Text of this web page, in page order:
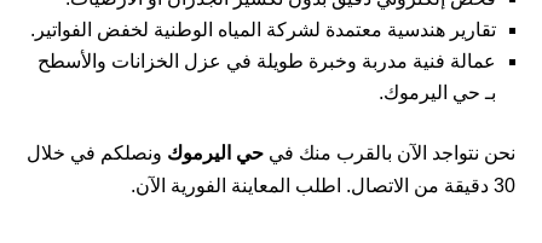
تقارير هندسية معتمدة لشركة المياه الوطنية لخفض الفواتير.
عمالة فنية مدربة وخبرة طويلة في عزل الخزانات والأسطح
بـ حي اليرموك.
نحن نتواجد الآن بالقرب منك في حي اليرموك ونصلكم في خلال
30 دقيقة من الاتصال. اطلب المعاينة الفورية الآن.